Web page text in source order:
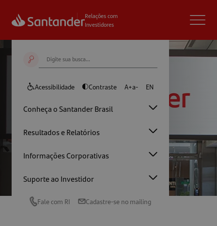
Relações com
Investidores
Acessibilidade Contraste A+a- EN
Conheça o Santander Brasil
Resultados e Relatórios
Informações Corporativas
Suporte ao Investidor
Fale com RI Cadastre-se no mailing
Ratings